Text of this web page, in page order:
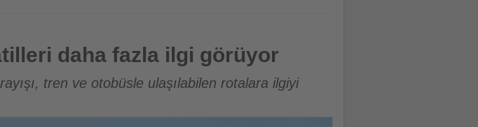
daha fazla ilgi görüyor
tren ve otobüsle ulaşılabilen rotalara ilgiyi